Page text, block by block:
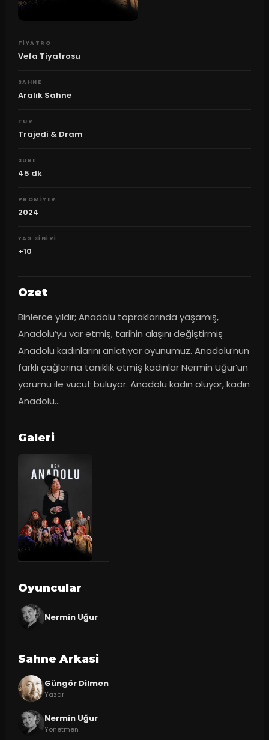
TIYATRO
Vefa Tiyatrosu
SAHNE
Aralık Sahne
TUR
Trajedi & Dram
SURE
45 dk
PROMIYER
2024
YAS SINIRI
+10
Ozet
Binlerce yıldır; Anadolu topraklarında yaşamış,
Anadolu’yu var etmiş, tarihin akışını değiştirmiş
Anadolu kadınlarını anlatıyor oyunumuz. Anadolu’nun
farklı çağlarına tanıklık etmiş kadınlar Nermin Uğur’un
yorumu ile vücut buluyor. Anadolu kadın oluyor, kadın
Anadolu…
Galeri
Oyuncular
Nermin Uğur
Sahne Arkasi
Güngör Dilmen
Yazar
Nermin Uğur
Yönetmen